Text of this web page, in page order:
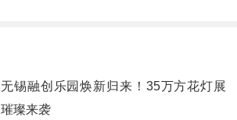
无锡融创乐园焕新归来！35万方花灯展
璀璨来袭